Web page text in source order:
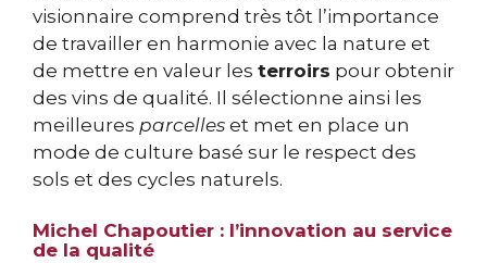
visionnaire comprend très tôt l’importance
de travailler en harmonie avec la nature et
de mettre en valeur les terroirs pour obtenir
des vins de qualité. Il sélectionne ainsi les
meilleures parcelles et met en place un
mode de culture basé sur le respect des
sols et des cycles naturels.
Michel Chapoutier : l’innovation au service
de la qualité